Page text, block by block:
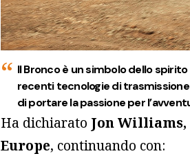
Il Bronco è un simbolo dello
recenti tecnologie di
di portare la passione per
Ha dichiarato Jon Williams,
Europe, continuando con: